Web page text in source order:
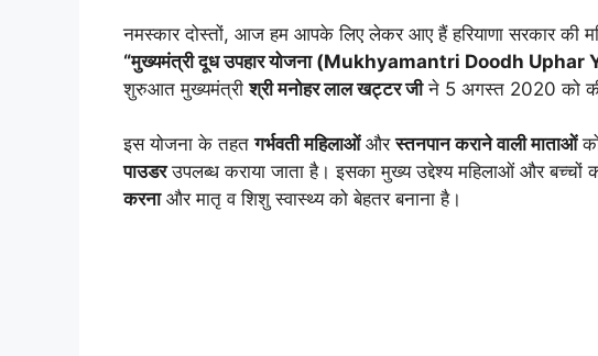
नमस्कार दोस्तों, आज हम आपके लिए लेकर आए हैं हरियाणा सरकार की
“मुख्यमंत्री दूध उपहार योजना (Mukhyamantri Doodh Uphar
शुरुआत मुख्यमंत्रीश्री मनोहर लाल खट्टर जीने 5 अगस्त 2020 को
इस योजना के तहतगर्भवती महिलाओंऔरस्तनपान कराने वाली माताओं
पाउडरउपलब्ध कराया जाता है। इसका मुख्य उद्देश्य महिलाओं और बच्चों
करनाऔर मातृ व शिशु स्वास्थ्य को बेहतर बनाना है।